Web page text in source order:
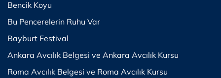
Bencik Koyu
Bu Pencerelerin Ruhu Var
Bayburt Festival
Ankara Avcılık Belgesi ve Ankara Avcılık Kursu
Roma Avcılık Belgesi ve Roma Avcılık Kursu